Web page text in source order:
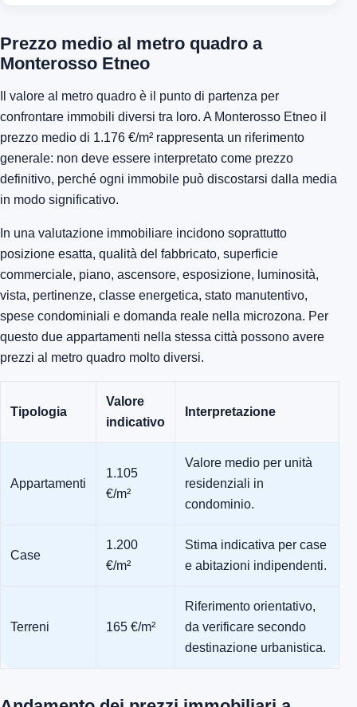
Prezzo medio al metro quadro a
Monterosso Etneo
Il valore al metro quadro è il punto di partenza per
confrontare immobili diversi tra loro. A Monterosso Etneo il
prezzo medio di 1.176 €/m² rappresenta un riferimento
generale: non deve essere interpretato come prezzo
definitivo, perché ogni immobile può discostarsi dalla media
in modo significativo.
In una valutazione immobiliare incidono soprattutto
posizione esatta, qualità del fabbricato, superficie
commerciale, piano, ascensore, esposizione, luminosità,
vista, pertinenze, classe energetica, stato manutentivo,
spese condominiali e domanda reale nella microzona. Per
questo due appartamenti nella stessa città possono avere
prezzi al metro quadro molto diversi.
Tipologia
Valore
indicativo
Interpretazione
Appartamenti
1.105
€/m²
Valore medio per unità
residenziali in
condominio.
Case
1.200
€/m²
Stima indicativa per case
e abitazioni indipendenti.
Terreni 165 €/m²
Riferimento orientativo,
da verificare secondo
destinazione urbanistica.